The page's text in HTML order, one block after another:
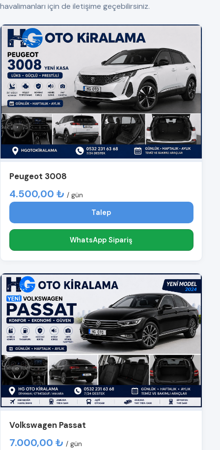
havalimanları için de iletişime geçebilirsiniz.
Peugeot 3008
4.500,00 ₺ / gün
Talep
WhatsApp Sipariş
Volkswagen Passat
7.000,00 ₺ / gün